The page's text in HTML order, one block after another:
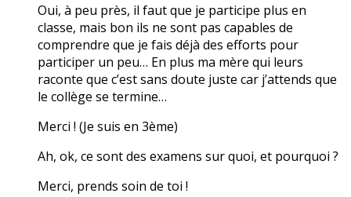
Oui, à peu près, il faut que je participe plus en
classe, mais bon ils ne sont pas capables de
comprendre que je fais déjà des efforts pour
participer un peu… En plus ma mère qui leurs
raconte que c’est sans doute juste car j’attends que
le collège se termine…
Merci ! (Je suis en 3ème)
Ah, ok, ce sont des examens sur quoi, et pourquoi ?
Merci, prends soin de toi !